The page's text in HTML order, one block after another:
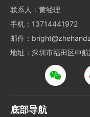
联系人：黄经理
手机：13714441972
邮件：
地址：深圳市福田区中
底部导航